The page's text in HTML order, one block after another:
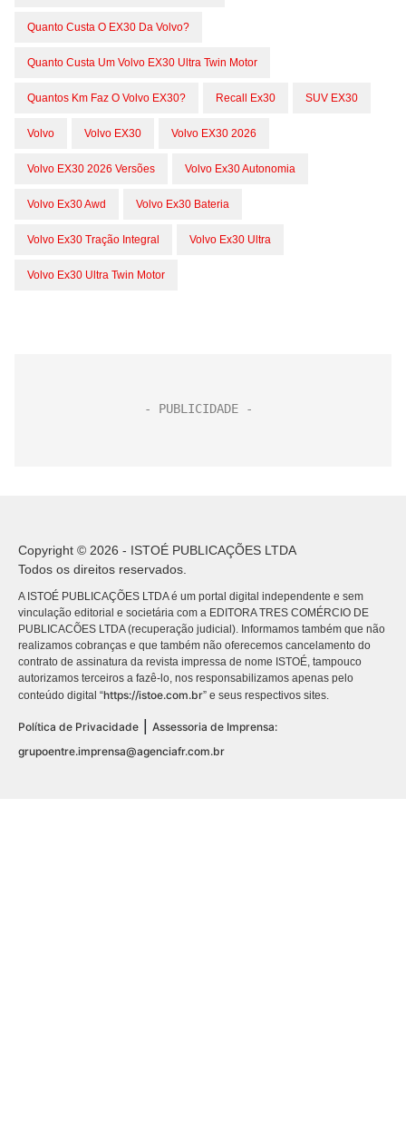
Quanto Custa O EX30 Da Volvo?
Quanto Custa Um Volvo EX30 Ultra Twin Motor
Quantos Km Faz O Volvo EX30? Recall Ex30 SUV EX30
Volvo Volvo EX30 Volvo EX30 2026
Volvo EX30 2026 Versões Volvo Ex30 Autonomia
Volvo Ex30 Awd Volvo Ex30 Bateria
Volvo Ex30 Tração Integral Volvo Ex30 Ultra
Volvo Ex30 Ultra Twin Motor
Copyright © 2026 - ISTOÉ PUBLICAÇÕES LTDA
Todos os direitos reservados.
A ISTOÉ PUBLICAÇÕES LTDA é um portal digital independente e sem
vinculação editorial e societária com a EDITORA TRES COMÉRCIO DE
PUBLICACÕES LTDA (recuperação judicial). Informamos também que não
realizamos cobranças e que também não oferecemos cancelamento do
contrato de assinatura da revista impressa de nome ISTOÉ, tampouco
autorizamos terceiros a fazê-lo, nos responsabilizamos apenas pelo
conteúdo digital “https://istoe.com.br” e seus respectivos sites.
Política de Privacidade
Assessoria de Imprensa:
grupoentre.imprensa@agenciafr.com.br